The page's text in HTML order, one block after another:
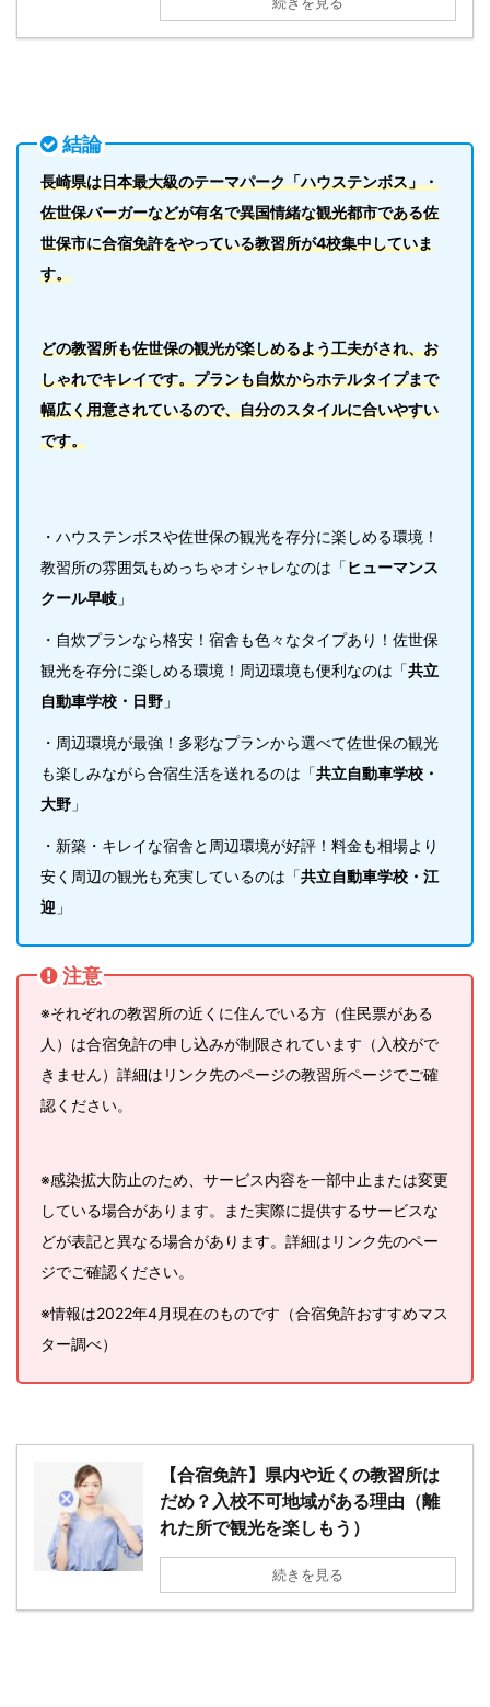
結論
長崎県は日本最大級のテーマパーク「ハウステンボス」・
佐世保バーガーなどが有名で異国情緒な観光都市である佐
世保市に合宿免許をやっている教習所が4校集中していま
す。
どの教習所も佐世保の観光が楽しめるよう工夫がされ、お
しゃれでキレイです。プランも自炊からホテルタイプまで
幅広く用意されているので、自分のスタイルに合いやすい
です。
・ハウステンボスや佐世保の観光を存分に楽しめる環境！
教習所の雰囲気もめっちゃオシャレなのは「ヒューマンス
クール早岐 」
・自炊プランなら格安！宿舎も色々なタイプあり！佐世保
観光を存分に楽しめる環境！周辺環境も便利なのは「共立
自動車学校・日野 」
・周辺環境が最強！多彩なプランから選べて佐世保の観光
も楽しみながら合宿生活を送れるのは「共立自動車学校・
大野 」
・新築・キレイな宿舎と周辺環境が好評！料金も相場より
安く周辺の観光も充実しているのは「共立自動車学校・江
迎 」
注意
※それぞれの教習所の近くに住んでいる方（住民票がある
人）は合宿免許の申し込みが制限されています（入校がで
きません）詳細はリンク先のページの教習所ページでご確
認ください。
※感染拡大防止のため、サービス内容を一部中止または変更
している場合があります。また実際に提供するサービスな
どが表記と異なる場合があります。詳細はリンク先のペー
ジでご確認ください。
※情報は2022年4月現在のものです（合宿免許おすすめマス
ター調べ）
【合宿免許】県内や近くの教習所は
だめ？入校不可地域がある理由（離
れた所で観光を楽しもう）
続きを見る